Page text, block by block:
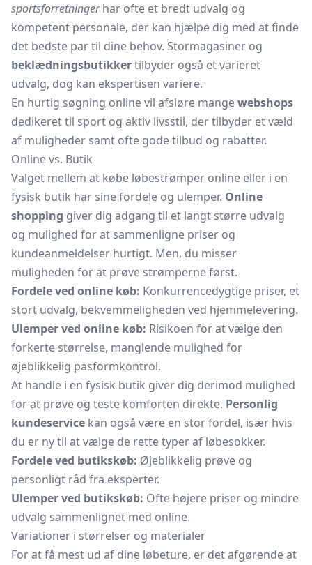
sportsforretningerhar ofte et bredt udvalg og
kompetent personale, der kan hjælpe dig med at finde
det bedste par til dine behov. Stormagasiner og
beklædningsbutikkertilbyder også et varieret
udvalg, dog kan ekspertisen variere.
En hurtig søgning online vil afsløre mangewebshops
dedikeret til sport og aktiv livsstil, der tilbyder et væld
af muligheder samt ofte gode tilbud og rabatter.
Online vs. Butik
Valget mellem at købe løbestrømper online eller i en
fysisk butik har sine fordele og ulemper. Online
shopping giver dig adgang til et langt større udvalg
og mulighed for at sammenligne priser og
kundeanmeldelser hurtigt. Men, du misser
muligheden for at prøve strømperne først.
Fordele ved online køb: Konkurrencedygtige priser, et
stort udvalg, bekvemmeligheden ved hjemmelevering.
Ulemper ved online køb: Risikoen for at vælge den
forkerte størrelse, manglende mulighed for
øjeblikkelig pasformkontrol.
At handle i en fysisk butik giver dig derimod mulighed
for at prøve og teste komforten direkte. Personlig
kundeservice kan også være en stor fordel, især hvis
du er ny til at vælge de rette typer af løbesokker.
Fordele ved butikskøb: Øjeblikkelig prøve og
personligt råd fra eksperter.
Ulemper ved butikskøb: Ofte højere priser og mindre
udvalg sammenlignet med online.
Variationer i størrelser og materialer
For at få mest ud af dine løbeture, er det afgørende at